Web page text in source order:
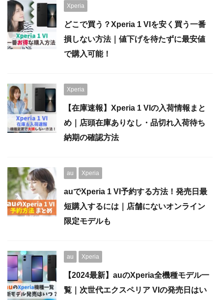
Xperia
どこで買う？Xperia 1 VIを安く買う一番
損しない方法｜値下げを待たずに最安値
で購入可能！
Xperia
【在庫速報】Xperia 1 VIの入荷情報まと
め｜店頭在庫ありなし・品切れ入荷待ち
納期の確認方法
au Xperia
auでXperia 1 VI予約する方法！発売日最
短購入するには｜店舗にないオンライン
限定モデルも
au Xperia
【2024最新】auのXperia全機種モデル一
覧｜次世代エクスペリア VIの発売日はい